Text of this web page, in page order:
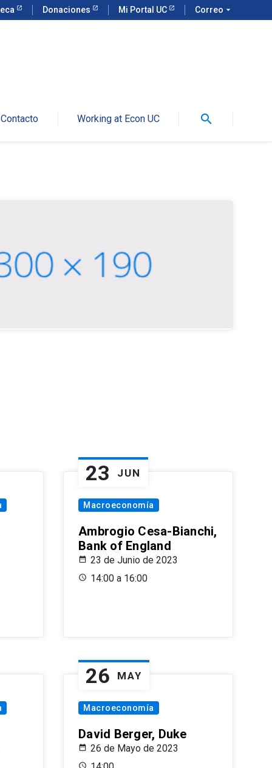
Donaciones Mi Portal UC Correo arrow_drop_down
Contacto Working at Econ UC search
23 JUN
Macroeconomía
Ambrogio Cesa-Bianchi,
Bank of England
23 de Junio de 2023
14:00 a 16:00
26 MAY
Macroeconomía
David Berger, Duke
26 de Mayo de 2023